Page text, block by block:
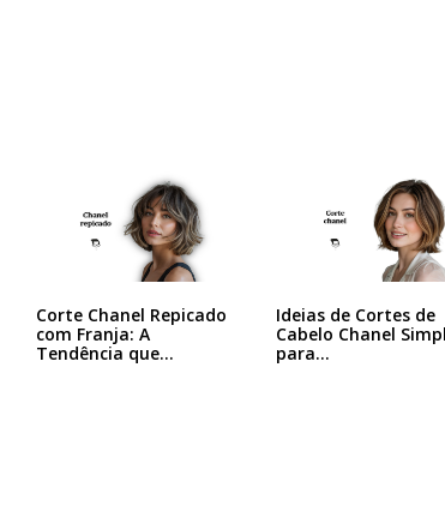
Corte Chanel Repicado
com Franja: A
Tendência que…
Ideias de Cortes de
Cabelo Chanel
para…